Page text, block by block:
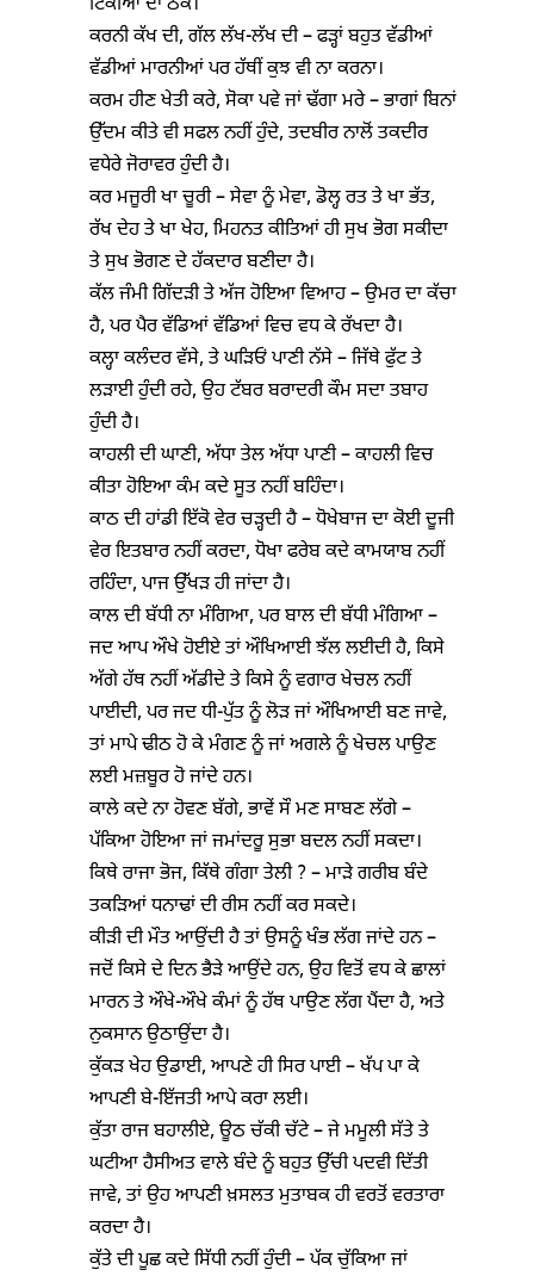
ਟਿੱਕੀਆਂ ਦਾ ਠੋਕ।
ਕਰਨੀ ਕੱਖ ਦੀ, ਗੱਲ ਲੱਖ-ਲੱਖ ਦੀ – ਫੜ੍ਹਾਂ ਬਹੁਤ ਵੱਡੀਆਂ
ਵੱਡੀਆਂ ਮਾਰਨੀਆਂ ਪਰ ਹੱਥੀਂ ਕੁਝ ਵੀ ਨਾ ਕਰਨਾ।
ਕਰਮ ਹੀਣ ਖੇਤੀ ਕਰੇ, ਸੋਕਾ ਪਵੇ ਜਾਂ ਢੱਗਾ ਮਰੇ – ਭਾਗਾਂ ਬਿਨਾਂ
ਉੱਦਮ ਕੀਤੇ ਵੀ ਸਫਲ ਨਹੀਂ ਹੁੰਦੇ, ਤਦਬੀਰ ਨਾਲੋਂ ਤਕਦੀਰ
ਵਧੇਰੇ ਜੋਰਾਵਰ ਹੁੰਦੀ ਹੈ।
ਕਰ ਮਜੂਰੀ ਖਾ ਚੂਰੀ – ਸੇਵਾ ਨੂੰ ਮੇਵਾ, ਡੋਲ੍ਹ ਰਤ ਤੇ ਖਾ ਭੱਤ,
ਰੱਖ ਦੇਹ ਤੇ ਖਾ ਖੇਹ, ਮਿਹਨਤ ਕੀਤਿਆਂ ਹੀ ਸੁਖ ਭੋਗ ਸਕੀਦਾ
ਤੇ ਸੁਖ ਭੋਗਣ ਦੇ ਹੱਕਦਾਰ ਬਣੀਦਾ ਹੈ।
ਕੱਲ ਜੰਮੀ ਗਿੱਦੜੀ ਤੇ ਅੱਜ ਹੋਇਆ ਵਿਆਹ – ਉਮਰ ਦਾ ਕੱਚਾ
ਹੈ, ਪਰ ਪੈਰ ਵੱਡਿਆਂ ਵੱਡਿਆਂ ਵਿਚ ਵਧ ਕੇ ਰੱਖਦਾ ਹੈ।
ਕਲ੍ਹਾ ਕਲੰਦਰ ਵੱਸੇ, ਤੇ ਘੜਿਓਂ ਪਾਣੀ ਨੱਸੇ – ਜਿੱਥੇ ਫੁੱਟ ਤੇ
ਲੜਾਈ ਹੁੰਦੀ ਰਹੇ, ਉਹ ਟੱਬਰ ਬਰਾਦਰੀ ਕੌਮ ਸਦਾ ਤਬਾਹ
ਹੁੰਦੀ ਹੈ।
ਕਾਹਲੀ ਦੀ ਘਾਣੀ, ਅੱਧਾ ਤੇਲ ਅੱਧਾ ਪਾਣੀ – ਕਾਹਲੀ ਵਿਚ
ਕੀਤਾ ਹੋਇਆ ਕੰਮ ਕਦੇ ਸੂਤ ਨਹੀਂ ਬਹਿੰਦਾ।
ਕਾਠ ਦੀ ਹਾਂਡੀ ਇੱਕੋ ਵੇਰ ਚੜ੍ਹਦੀ ਹੈ – ਧੋਖੇਬਾਜ ਦਾ ਕੋਈ ਦੂਜੀ
ਵੇਰ ਇਤਬਾਰ ਨਹੀਂ ਕਰਦਾ, ਧੋਖਾ ਫਰੇਬ ਕਦੇ ਕਾਮਯਾਬ ਨਹੀਂ
ਰਹਿੰਦਾ, ਪਾਜ ਉੱਖੜ ਹੀ ਜਾਂਦਾ ਹੈ।
ਕਾਲ ਦੀ ਬੱਧੀ ਨਾ ਮੰਗਿਆ, ਪਰ ਬਾਲ ਦੀ ਬੱਧੀ ਮੰਗਿਆ –
ਜਦ ਆਪ ਔਖੇ ਹੋਈਏ ਤਾਂ ਔਖਿਆਈ ਝੱਲ ਲਈਦੀ ਹੈ, ਕਿਸੇ
ਅੱਗੇ ਹੱਥ ਨਹੀਂ ਅੱਡੀਦੇ ਤੇ ਕਿਸੇ ਨੂੰ ਵਗਾਰ ਖੇਚਲ ਨਹੀਂ
ਪਾਈਦੀ, ਪਰ ਜਦ ਧੀ-ਪੁੱਤ ਨੂੰ ਲੋੜ ਜਾਂ ਔਖਿਆਈ ਬਣ ਜਾਵੇ,
ਤਾਂ ਮਾਪੇ ਢੀਠ ਹੋ ਕੇ ਮੰਗਣ ਨੂੰ ਜਾਂ ਅਗਲੇ ਨੂੰ ਖੇਚਲ ਪਾਉਣ
ਲਈ ਮਜ਼ਬੂਰ ਹੋ ਜਾਂਦੇ ਹਨ।
ਕਾਲੇ ਕਦੇ ਨਾ ਹੋਵਣ ਬੱਗੇ, ਭਾਵੇਂ ਸੌ ਮਣ ਸਾਬਣ ਲੱਗੇ –
ਪੱਕਿਆ ਹੋਇਆ ਜਾਂ ਜਮਾਂਦਰੂ ਸੁਭਾ ਬਦਲ ਨਹੀਂ ਸਕਦਾ।
ਕਿਥੇ ਰਾਜਾ ਭੋਜ, ਕਿੱਥੇ ਗੰਗਾ ਤੇਲੀ ? – ਮਾੜੇ ਗਰੀਬ ਬੰਦੇ
ਤਕੜਿਆਂ ਧਨਾਢਾਂ ਦੀ ਰੀਸ ਨਹੀਂ ਕਰ ਸਕਦੇ।
ਕੀੜੀ ਦੀ ਮੌਤ ਆਉਂਦੀ ਹੈ ਤਾਂ ਉਸਨੂੰ ਖੰਭ ਲੱਗ ਜਾਂਦੇ ਹਨ –
ਜਦੋਂ ਕਿਸੇ ਦੇ ਦਿਨ ਭੈੜੇ ਆਉਂਦੇ ਹਨ, ਉਹ ਵਿਤੋਂ ਵਧ ਕੇ ਛਾਲਾਂ
ਮਾਰਨ ਤੇ ਔਖੇ-ਔਖੇ ਕੰਮਾਂ ਨੂੰ ਹੱਥ ਪਾਉਣ ਲੱਗ ਪੈਂਦਾ ਹੈ, ਅਤੇ
ਨੁਕਸਾਨ ਉਠਾਉਂਦਾ ਹੈ।
ਕੁੱਕੜ ਖੇਹ ਉਡਾਈ, ਆਪਣੇ ਹੀ ਸਿਰ ਪਾਈ – ਖੱਪ ਪਾ ਕੇ
ਆਪਣੀ ਬੇ-ਇੱਜਤੀ ਆਪੇ ਕਰਾ ਲਈ।
ਕੁੱਤਾ ਰਾਜ ਬਹਾਲੀਏ, ਊਠ ਚੱਕੀ ਚੱਟੇ – ਜੇ ਮਮੂਲੀ ਸੱਤੇ ਤੇ
ਘਟੀਆ ਹੈਸੀਅਤ ਵਾਲੇ ਬੰਦੇ ਨੂੰ ਬਹੁਤ ਉੱਚੀ ਪਦਵੀ ਦਿੱਤੀ
ਜਾਵੇ, ਤਾਂ ਉਹ ਆਪਣੀ ਖ਼ਸਲਤ ਮੁਤਾਬਕ ਹੀ ਵਰਤੋਂ ਵਰਤਾਰਾ
ਕਰਦਾ ਹੈ।
ਕੁੱਤੇ ਦੀ ਪੂਛ ਕਦੇ ਸਿੱਧੀ ਨਹੀਂ ਹੁੰਦੀ – ਪੱਕ ਚੁੱਕਿਆ ਜਾਂ